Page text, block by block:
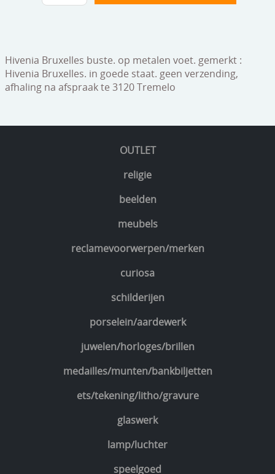
OUTLET
religie
beelden
meubels
reclamevoorwerpen/merken
curiosa
schilderijen
porselein/aardewerk
juwelen/horloges/brillen
medailles/munten/bankbiljetten
ets/tekening/litho/gravure
glaswerk
lamp/luchter
speelgoed
Hivenia Bruxelles buste. op metalen voet. gemerkt :
Hivenia Bruxelles. in goede staat. geen verzending,
afhaling na afspraak te 3120 Tremelo